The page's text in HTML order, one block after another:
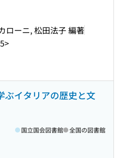
ローニ, 松田法子 編著
ぶイタリアの歴史と文
国立国会図書館 全国の図書館